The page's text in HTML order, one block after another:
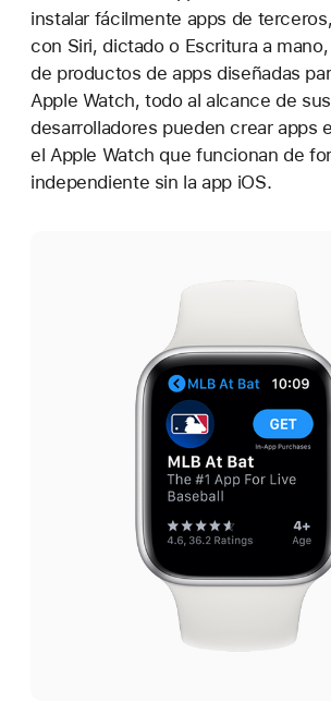
instalar fácilmente apps de
con Siri, dictado o Escritura a
de productos de apps diseñadas
Apple Watch, todo al alcance de
desarrolladores pueden crear apps
el Apple Watch que funcionan de
independiente sin la app iOS.